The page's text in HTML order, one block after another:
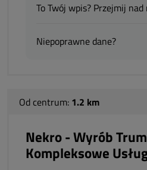
To Twój wpis? Przejmij
Niepoprawne dane?
Od centrum: 1.2 km
Nekro - Wyrób
Kompleksowe